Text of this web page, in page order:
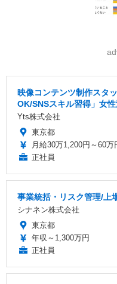
映像コンテンツ制作スタ
OK/SNSスキル習得」女
Yts株式会社
東京都
月給30万1,200円～60万
正社員
事業統括・リスク管理/上
シナネン株式会社
東京都
年収～1,300万円
正社員